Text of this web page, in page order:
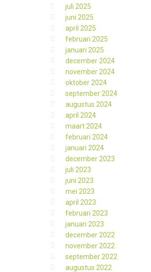
juli 2025
juni 2025
april 2025
februari 2025
januari 2025
december 2024
november 2024
oktober 2024
september 2024
augustus 2024
april 2024
maart 2024
februari 2024
januari 2024
december 2023
juli 2023
juni 2023
mei 2023
april 2023
februari 2023
januari 2023
december 2022
november 2022
september 2022
augustus 2022